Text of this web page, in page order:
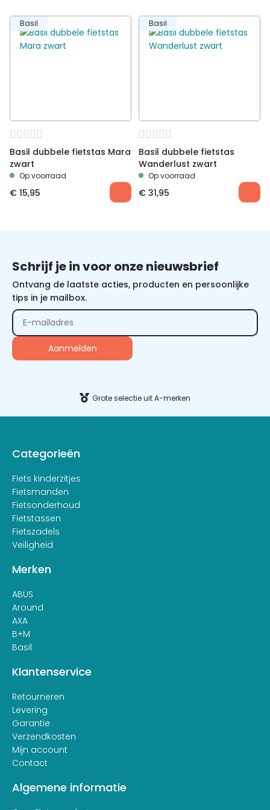
verstelbare en
afneembare
schouderband,
Dessin
Comfort
Geschikt voor
Kantoor, recreatief,
woon/werk
Basil
Basil dubbele fietstas Mara
zwart
Op voorraad
€ 15,95
Basil
Basil dubbele fietstas
Wanderlust zwart
Op voorraad
€ 31,95
Schrijf je in voor onze nieuwsbrief
Ontvang de laatste acties, producten en persoonlijke
tips in je mailbox.
Grote selectie uit A-merken
Categorieën
Fiets kinderzitjes
Fietsmanden
Fietsonderhoud
Fietstassen
Fietszadels
Veiligheid
Merken
ABUS
Around
AXA
B+M
Basil
Klantenservice
Retourneren
Levering
Garantie
Verzendkosten
Mijn account
Contact
Algemene informatie